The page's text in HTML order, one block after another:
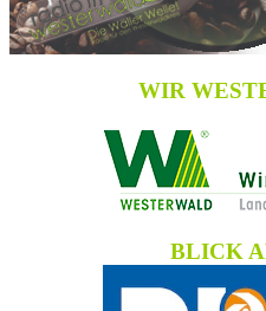
WIR
BLICK